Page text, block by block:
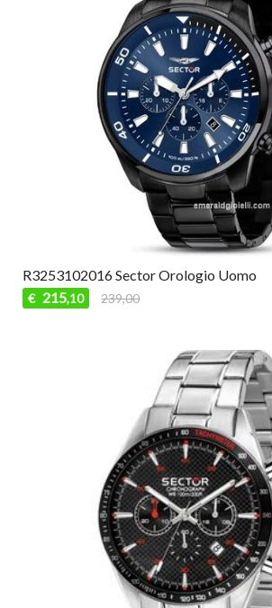
R3253102016 Sector Orologio Uomo
€ 215,10 239,00